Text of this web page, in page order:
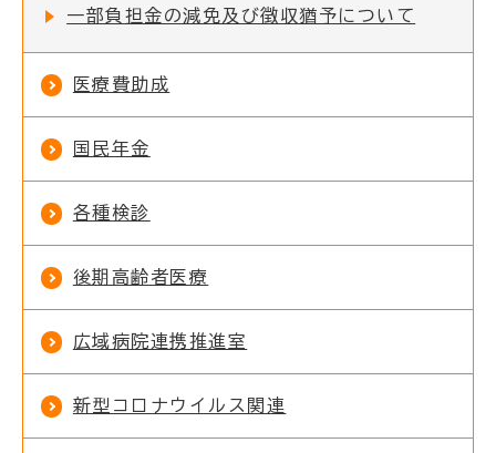
一部負担金の減免及び徴収猶予について
医療費助成
国民年金
各種検診
後期高齢者医療
広域病院連携推進室
新型コロナウイルス関連